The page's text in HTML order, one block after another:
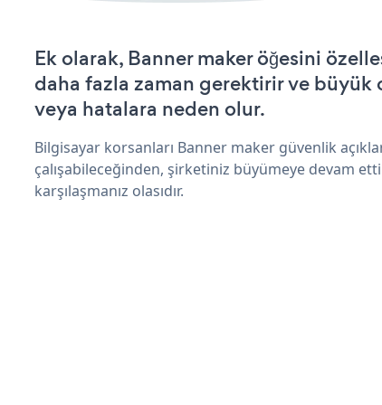
Ek olarak, Banner maker öğesini
daha fazla zaman gerektirir ve büyük
veya hatalara neden olur.
Bilgisayar korsanları Banner maker güvenlik
çalışabileceğinden, şirketiniz büyümeye devam
karşılaşmanız olasıdır.